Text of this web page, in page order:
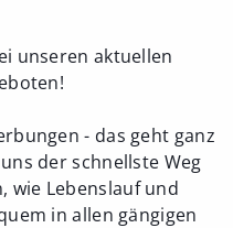
unseren aktuellen
- das geht ganz
der schnellste Weg
wie Lebenslauf und
in allen gängigen